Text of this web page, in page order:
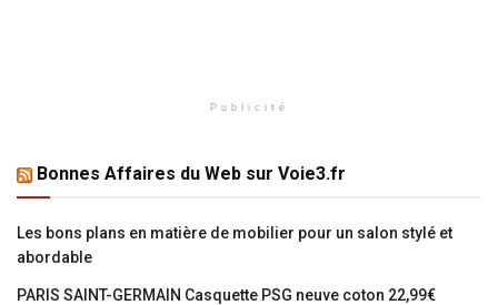
Publicité
Bonnes Affaires du Web sur Voie3.fr
Les bons plans en matière de mobilier pour un salon stylé et
abordable
PARIS SAINT-GERMAIN Casquette PSG neuve coton 22,99€